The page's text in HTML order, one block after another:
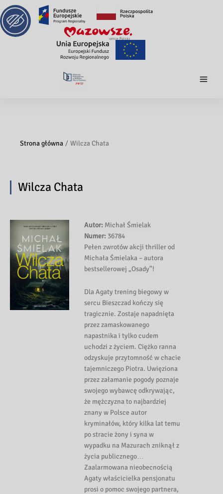
Strona główna Wilcza Chata
Wilcza Chata
Autor: Michał Śmielak
Numer: 36784
Pełen zwrotów akcji thriller od
Michała Śmielaka – autora
bestsellerowej „Osady”!
Dla Agaty trening biegowy w
sercu Bieszczad kończy się
tragicznie. Zostaje napadnięta
przez zamaskowanego
napastnika i tylko cudem
uchodzi z życiem. Ciężko ranna
odzyskuje przytomność w chacie
tajemniczego Piotra. Uwięziona
przez załamanie pogody poznaje
swojego wybawcę odkrywając,
że mężczyzna to najbardziej
znany w Polsce autor
kryminałów, który kilka lat temu
po stracie żony i syna w
wypadku na Mazurach zniknął z
życia publicznego…
Zaalarmowana nieobecnością
Agaty właścicielka pensjonatu
prosi o pomoc swojego partnera,